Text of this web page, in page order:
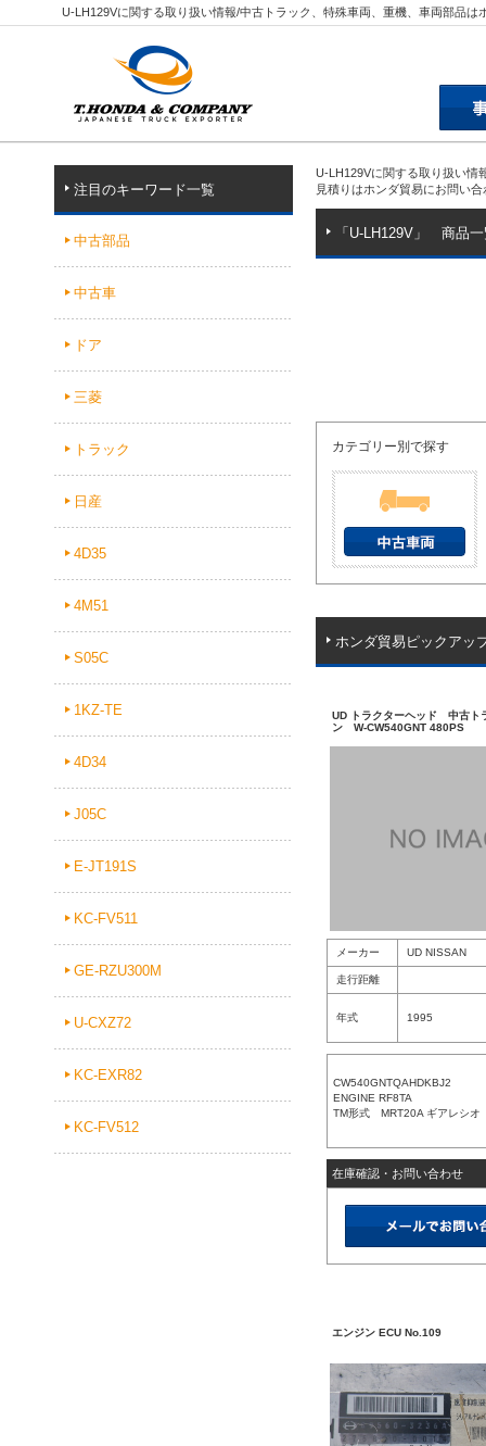
U-LH129Vに関する取り扱い情報/中古トラック、特殊車両、重機、車両部品は
注目のキーワード一覧
中古部品
中古車
ドア
三菱
トラック
日産
4D35
4M51
S05C
1KZ-TE
4D34
J05C
E-JT191S
KC-FV511
GE-RZU300M
U-CXZ72
KC-EXR82
KC-FV512
U-LH129Vに関する取り扱い情
見積りはホンダ貿易にお問い
「U-LH129V」 商品
カテゴリー別で探す
ホンダ貿易ピックアッ
UD トラクターヘッド 中古ト
ン W-CW540GNT 480PS
メーカー UD NISSAN
走行距離
年式 1995
CW540GNTQAHDKBJ2
ENGINE RF8TA
TM形式 MRT20A ギアレシ
在庫確認・お問い合わせ
エンジン ECU No.109